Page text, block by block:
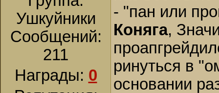
Ушкуйники
Сообщений:
211
Награды: 0
- "пан или
Коняга,
ринуться в
основании